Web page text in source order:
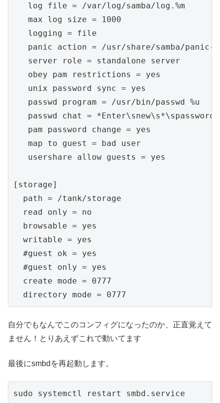
   log file = /var/log/samba/log.%m
   max log size = 1000
   logging = file
panic action = /usr/share/samba/panic-
   server role = standalone server
   obey pam restrictions = yes
   unix password sync = yes
   passwd program = /usr/bin/passwd %u
passwd chat =
   pam password change = yes
   map to guest = bad user
   usershare allow guests = yes
[storage]
  path = /tank/storage
  read only = no
  browsable = yes
  writable = yes
  #guest ok = yes
  #guest only = yes
  create mode = 0777
自分でもなんでこのコンフィグになったのか、正直覚えて
ません！とりあえずこれで動いてます
最後にsmbdを再起動します。
sudo systemctl restart smbd.service